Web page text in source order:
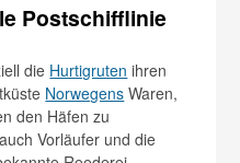
Postschifflinie
die Hurtigruten ihren
Norwegens Waren,
den Häfen zu
Vorläufer und die